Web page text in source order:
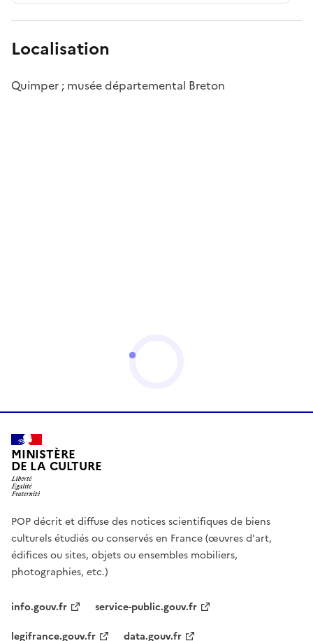
Localisation
Quimper ; musée départemental Breton
MINISTÈRE
DE LA CULTURE
POP décrit et diffuse des notices scientifiques de biens
culturels étudiés ou conservés en France (œuvres d'art,
édifices ou sites, objets ou ensembles mobiliers,
photographies, etc.)
info.gouv.fr
service-public.gouv.fr
legifrance.gouv.fr
data.gouv.fr